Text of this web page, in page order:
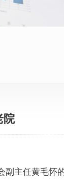
院
主任黄毛怀